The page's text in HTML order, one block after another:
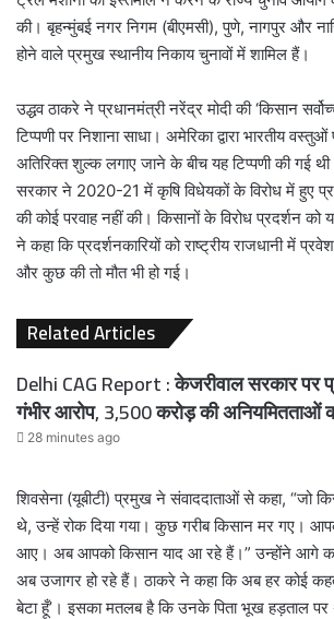
की। बृहन्मुंबई नगर निगम (बीएमसी), पुणे, नागपुर और
होने वाले प्रमुख स्थानीय निकाय चुनावों में शामिल हैं।
उद्धव ठाकरे ने प्रधानमंत्री नरेंद्र मोदी की ‘किसान
टिप्पणी पर निशाना साधा। अमेरिका द्वारा भारतीय
अतिरिक्त शुल्क लगाए जाने के बीच यह टिप्पणी की गई
सरकार ने 2020-21 में कृषि विधेयकों के विरोध में हुए
की कोई परवाह नहीं की। किसानों के विरोध प्रदर्शन को
ने कहा कि प्रदर्शनकारियों को राष्ट्रीय राजधानी में
और कुछ की तो मौत भी हो गई।
Related Articles
Delhi CAG Report : केजरीवाल सरकार पर
गंभीर आरोप, 3,500 करोड़ की अनियमितताओं
28 minutes ago
शिवसेना (यूबीटी) प्रमुख ने संवाददाताओं से कहा, “जो
थे, उन्हें रोक दिया गया। कुछ गरीब किसान मर गए।
आए। अब आपको किसान याद आ रहे हैं।” उन्होंने आगे
अब उजागर हो रहे हैं। ठाकरे ने कहा कि अब हर कोई
बेटा हूँ’। इसका मतलब है कि उनके पिता भूख हड़ताल